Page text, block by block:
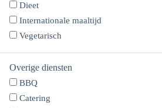
Dieet
Internationale maaltijd
Vegetarisch
Overige diensten
BBQ
Catering